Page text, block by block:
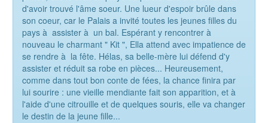
d'avoir trouvé l'âme soeur. Une lueur d'espoir brûle dans
son coeur, car le Palais a invité toutes les jeunes filles du
pays à assister à un bal. Espérant y rencontrer à
nouveau le charmant " Kit ", Ella attend avec impatience de
se rendre à la fête. Hélas, sa belle-mère lui défend d'y
assister et réduit sa robe en pièces... Heureusement,
comme dans tout bon conte de fées, la chance finira par
lui sourire : une vieille mendiante fait son apparition, et à
l'aide d'une citrouille et de quelques souris, elle va changer
le destin de la jeune fille...